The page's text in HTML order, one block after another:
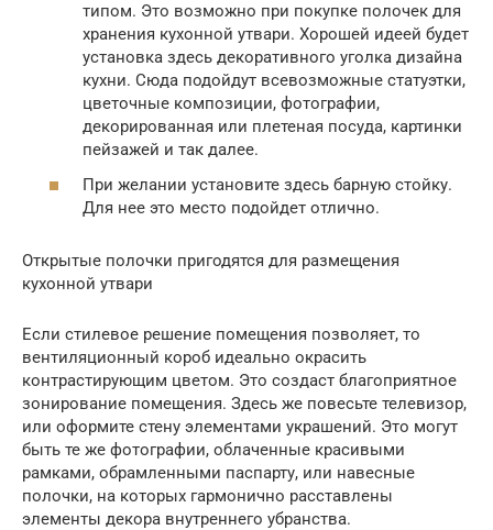
типом. Это возможно при покупке полочек для
хранения кухонной утвари. Хорошей идеей будет
установка здесь декоративного уголка дизайна
кухни. Сюда подойдут всевозможные статуэтки,
цветочные композиции, фотографии,
декорированная или плетеная посуда, картинки
пейзажей и так далее.
При желании установите здесь барную стойку.
Для нее это место подойдет отлично.
Открытые полочки пригодятся для размещения
кухонной утвари
Если стилевое решение помещения позволяет, то
вентиляционный короб идеально окрасить
контрастирующим цветом. Это создаст благоприятное
зонирование помещения. Здесь же повесьте телевизор,
или оформите стену элементами украшений. Это могут
быть те же фотографии, облаченные красивыми
рамками, обрамленными паспарту, или навесные
полочки, на которых гармонично расставлены
элементы декора внутреннего убранства.